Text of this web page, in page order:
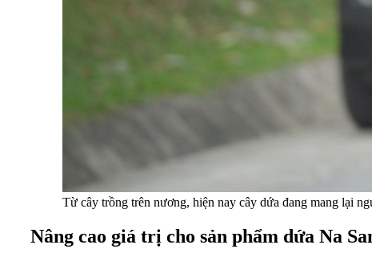
Từ cây trồng trên nương, hiện nay cây dứa đang mang lại
Nâng cao giá trị cho sản phẩm dứa Na